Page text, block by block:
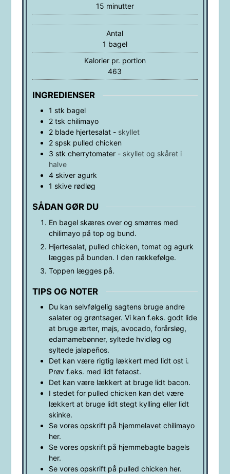
15minutter
minutter
Antal
1 bagel
Kalorier pr. portion
463
INGREDIENSER
1 stk bagel
2 tsk chilimayo
2 blade hjertesalat- skyllet
2 spsk pulled chicken
3 stk cherrytomater- skyllet og skåret i
halve
4 skiver agurk
1 skive rødløg
SÅDAN GØR DU
En bagel skæres over og smørres med
chilimayo på top og bund.
Hjertesalat, pulled chicken, tomat og agurk
lægges på bunden. I den rækkefølge.
Toppen lægges på.
TIPS OG NOTER
Du kan selvfølgelig sagtens bruge andre
salater og grøntsager. Vi kan f.eks. godt lide
at bruge ærter, majs, avocado, forårsløg,
edamamebønner, syltede hvidløg og
syltede jalapeños.
Det kan være rigtig lækkert med lidt ost i.
Prøv f.eks. med lidt fetaost.
Det kan være lækkert at bruge lidt bacon.
I stedet for pulled chicken kan det være
lækkert at bruge lidt stegt kylling eller lidt
skinke.
Se vores opskrift på hjemmelavet chilimayo
her.
Se vores opskrift på hjemmebagte bagels
her.
Se vores opskrift på pulled chicken her.